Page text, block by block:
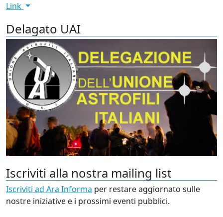
Link
Delagato UAI
Iscriviti alla nostra mailing list
Iscriviti ad Ara Informa per restare aggiornato sulle
nostre iniziative e i prossimi eventi pubblici.